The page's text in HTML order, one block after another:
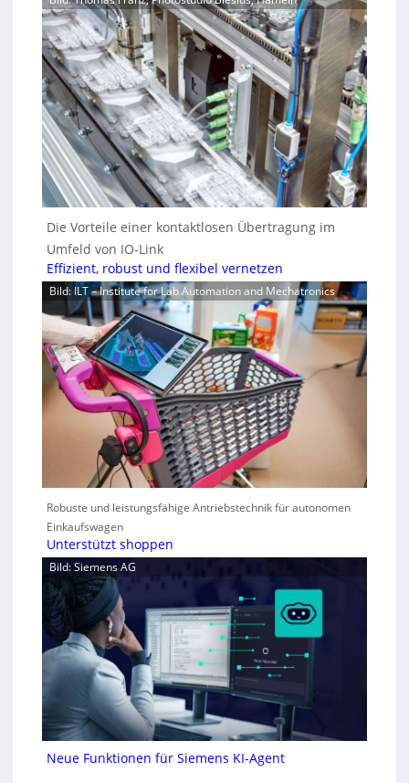
Die Vorteile einer kontaktlosen Übertragung im
Umfeld von IO-Link
Effizient, robust und flexibel vernetzen
Bild: ILT – Institute for Lab Automation and Mechatronics
Robuste und leistungsfähige Antriebstechnik für autonomen
Einkaufswagen
Unterstützt shoppen
Bild: Siemens AG
Neue Funktionen für Siemens KI-Agent